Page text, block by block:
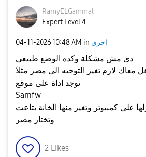
RamyELGammal
Expert Level 4
‎04-11-202610:48 AM in اخرى
دى مش مشكلة وكده الوضع طبيعى
معاك لازم تغير التوجيه الى مصر مثلآ
توجد اداة على موقع
Samfw
وتختار مصر
2 Likes